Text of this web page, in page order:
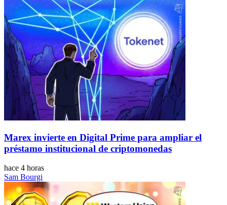
Marex invierte en Digital Prime para ampliar el
préstamo institucional de criptomonedas
hace 4 horas
Sam Bourgi